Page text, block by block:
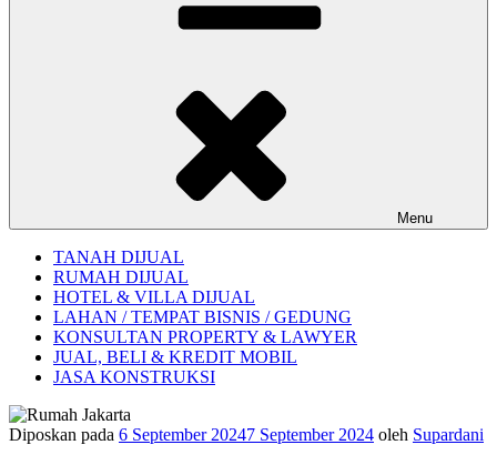
Menu
TANAH DIJUAL
RUMAH DIJUAL
HOTEL & VILLA DIJUAL
LAHAN / TEMPAT BISNIS / GEDUNG
KONSULTAN PROPERTY & LAWYER
JUAL, BELI & KREDIT MOBIL
JASA KONSTRUKSI
Diposkan pada 6 September 20247 September 2024 oleh Supardani